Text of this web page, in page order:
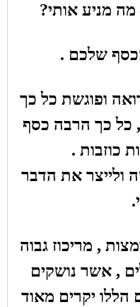
מניע אותי?
שלכם .
ופוגשת כל כך
כל כך הרבה כסף
כוזבות .
ולייצר את הדבר
, מריכוז גבוה
, אשר נושקים
הללו יקרים מאוד